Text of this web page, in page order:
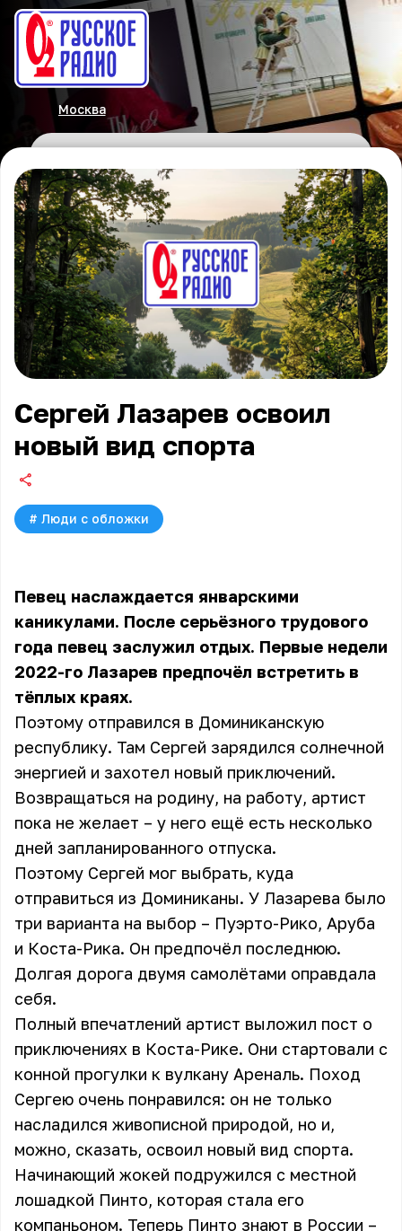
Москва
Сергей Лазарев освоил
новый вид спорта
# Люди с обложки
Певец наслаждается январскими
каникулами. После серьёзного трудового
года певец заслужил отдых. Первые недели
2022-го Лазарев предпочёл встретить в
тёплых краях.
Поэтому отправился в Доминиканскую
республику. Там Сергей зарядился солнечной
энергией и захотел новый приключений.
Возвращаться на родину, на работу, артист
пока не желает – у него ещё есть несколько
дней запланированного отпуска.
Поэтому Сергей мог выбрать, куда
отправиться из Доминиканы. У Лазарева было
три варианта на выбор – Пуэрто-Рико, Аруба
и Коста-Рика. Он предпочёл последнюю.
Долгая дорога двумя самолётами оправдала
себя.
Полный впечатлений артист выложил пост о
приключениях в Коста-Рике. Они стартовали с
конной прогулки к вулкану Ареналь. Поход
Сергею очень понравился: он не только
насладился живописной природой, но и,
можно, сказать, освоил новый вид спорта.
Начинающий жокей подружился с местной
лошадкой Пинто, которая стала его
компаньоном. Теперь Пинто знают в России –